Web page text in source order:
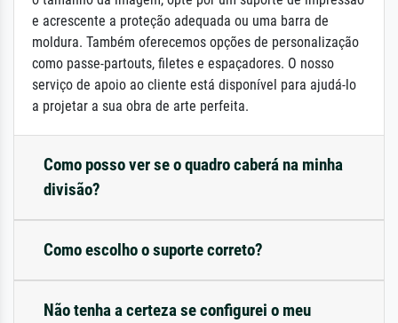
e acrescente a proteção adequada ou uma barra de
moldura. Também oferecemos opções de personalização
como passe-partouts, filetes e espaçadores. O nosso
serviço de apoio ao cliente está disponível para ajudá-lo
a projetar a sua obra de arte perfeita.
Como posso ver se o quadro caberá na minha
divisão?
Como escolho o suporte correto?
Não tenha a certeza se configurei o meu